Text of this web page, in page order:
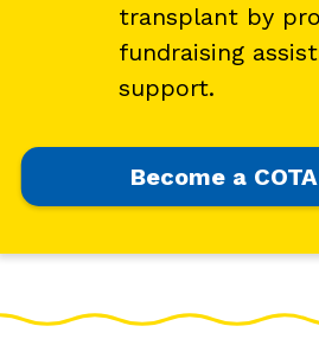
transplant by
fundraising
support.
Become a